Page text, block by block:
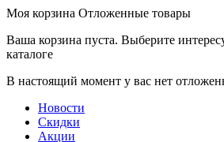
Моя корзина Отложенные товары
Ваша корзина пуста. Выберите
каталоге
В настоящий момент у вас нет
Новости
Скидки
Акции